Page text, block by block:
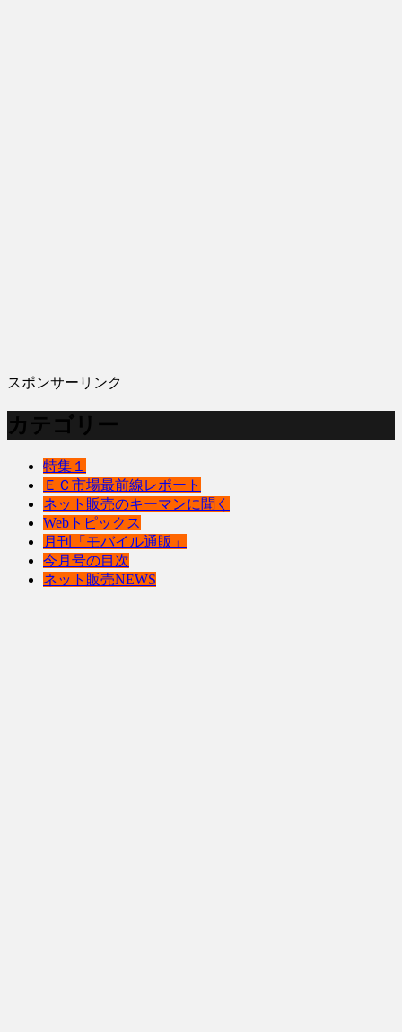
スポンサーリンク
カテゴリー
特集１
ＥＣ市場最前線レポート
ネット販売のキーマンに聞く
Webトピックス
月刊「モバイル通販」
今月号の目次
ネット販売NEWS